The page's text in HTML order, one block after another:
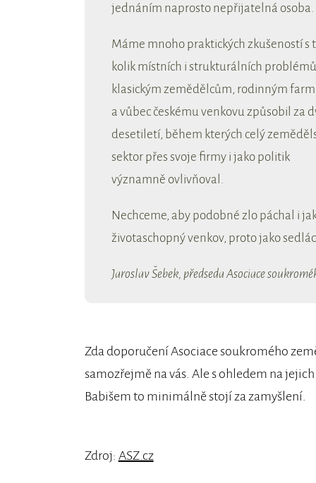
jednáním naprosto nepřijatelná osoba.
Máme mnoho praktických zkušeností s
kolik místních i strukturálních problémů
klasickým zemědělcům, rodinným
a vůbec českému venkovu způsobil za
desetiletí, během kterých celý
sektor přes svoje firmy i jako politik
významně ovlivňoval.
Nechceme, aby podobné zlo páchal i
životaschopný venkov, proto jako
Jaroslav Šebek, předseda Asociace
Zda doporučení Asociace soukromého
samozřejmě na vás. Ale s ohledem na
Babišem to minimálně stojí za zamyšlení.
Zdroj: ASZ.cz